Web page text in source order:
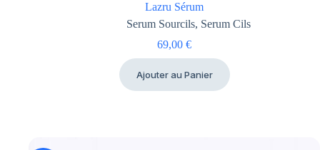
Lazru Sérum
Serum Sourcils, Serum Cils
69,00 €
Ajouter au Panier